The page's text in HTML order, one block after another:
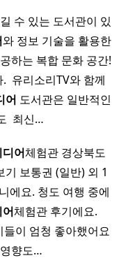
수 있는 도서관이 있
와 정보 기술을 활용한
하는 복합 문화 공간!
유리소리TV와 함께
어 도서관은 일반적인
최신…
디어체험관 경상북도
보통권 (일반) 외 1
에요. 청도 여행 중에
체험관 후기에요. ​ ​ ​ ​
이 엄청 좋아했어요
향도…